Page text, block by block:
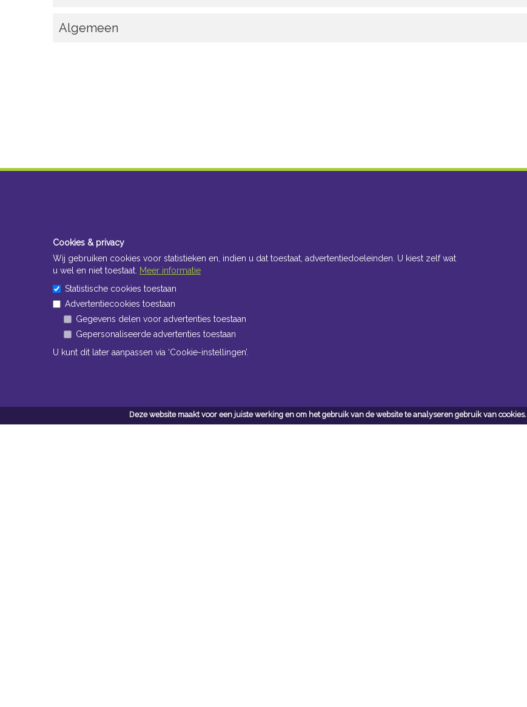
Deze website maakt voor een juiste werking en om het gebruik van de website te analyseren gebruik van cookies.
Algemeen
Cookies & privacy
Wij gebruiken cookies voor statistieken en, indien u dat toestaat, advertentiedoeleinden. U kiest zelf wat
u wel en niet toestaat. Meer informatie
Statistische cookies toestaan
Advertentiecookies toestaan
Gegevens delen voor advertenties toestaan
Gepersonaliseerde advertenties toestaan
U kunt dit later aanpassen via ‘Cookie-instellingen’.